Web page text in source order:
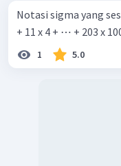
Notasi sigma yang
+ 11 x 4 + ⋯ + 203 x
1 5.0